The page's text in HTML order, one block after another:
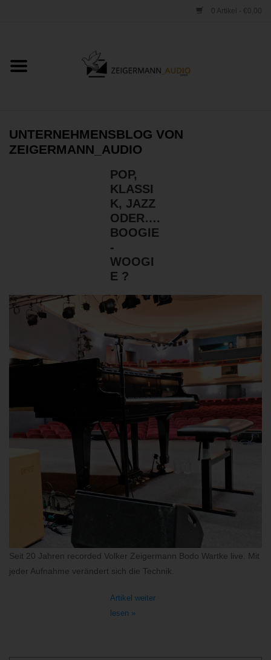
0 Artikel - €0,00
Startseite
BLOG
UNTERNEHMENSBLOG VON
ZEIGERMANN_AUDIO
POP,
KLASSI
K, JAZZ
ODER….
BOOGIE
-
WOOGI
E ?
Seit 20 Jahren recorded Volker Zeigermann Bodo Wartke live. Mit
jeder Aufnahme verändert sich die Technik.
Artikel weiter
lesen »